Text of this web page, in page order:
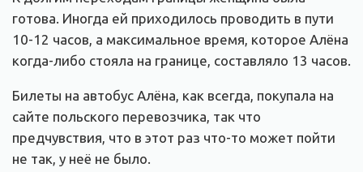
готова. Иногда ей приходилось проводить в пути
10-12 часов, а максимальное время, которое Алёна
когда-либо стояла на границе, составляло 13 часов.
Билеты на автобус Алёна, как всегда, покупала на
сайте польского перевозчика, так что
предчувствия, что в этот раз что-то может пойти
не так, у неё не было.